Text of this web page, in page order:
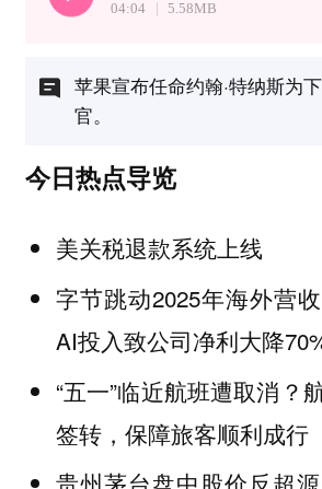
04:04 5.58MB
苹果宣布任命约翰·特纳斯为
官。
今日热点导览
美关税退款系统上线
字节跳动2025年海外营
AI投入致公司净利大降
“五一”临近航班遭取消？
签转，保障旅客顺利成行